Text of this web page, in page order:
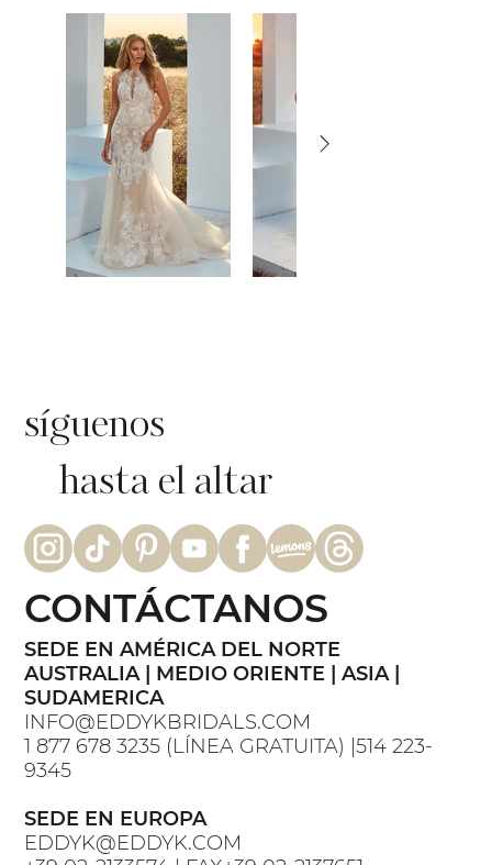
síguenos
hasta el altar
SEDE EN AMÉRICA DEL NORTE
AUSTRALIA | MEDIO ORIENTE | ASIA |
SUDAMERICA
INFO@EDDYKBRIDALS.COM
1 877 678 3235 (LÍNEA GRATUITA) |514 223-
9345
SEDE EN EUROPA
EDDYK@EDDYK.COM
CONTÁCTANOS